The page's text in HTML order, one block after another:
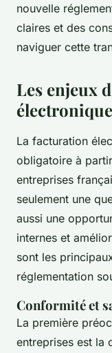
nouvelle
claires et des
naviguer cette
Les enjeux
La facturation
obligatoire à
entreprises
seulement une
aussi une
internes et
sont les
réglementation
Conformité et
La première
entreprises est la